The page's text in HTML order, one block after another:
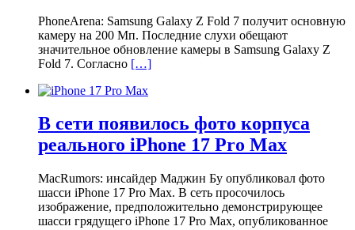
PhoneArena: Samsung Galaxy Z Fold 7 получит основную
камеру на 200 Мп. Последние слухи обещают
значительное обновление камеры в Samsung Galaxy Z
Fold 7. Согласно […]
В сети появилось фото корпуса
реального iPhone 17 Pro Max
MacRumors: инсайдер Маджин Бу опубликовал фото
шасси iPhone 17 Pro Max. В сеть просочилось
изображение, предположительно демонстрирующее
шасси грядущего iPhone 17 Pro Max, опубликованное